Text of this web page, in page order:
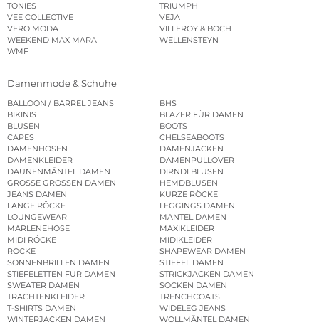
TONIES
TRIUMPH
VEE COLLECTIVE
VEJA
VERO MODA
VILLEROY & BOCH
WEEKEND MAX MARA
WELLENSTEYN
WMF
Damenmode & Schuhe
BALLOON / BARREL JEANS
BHS
BIKINIS
BLAZER FÜR DAMEN
BLUSEN
BOOTS
CAPES
CHELSEABOOTS
DAMENHOSEN
DAMENJACKEN
DAMENKLEIDER
DAMENPULLOVER
DAUNENMÄNTEL DAMEN
DIRNDLBLUSEN
GROSSE GRÖSSEN DAMEN
HEMDBLUSEN
JEANS DAMEN
KURZE RÖCKE
LANGE RÖCKE
LEGGINGS DAMEN
LOUNGEWEAR
MÄNTEL DAMEN
MARLENEHOSE
MAXIKLEIDER
MIDI RÖCKE
MIDIKLEIDER
RÖCKE
SHAPEWEAR DAMEN
SONNENBRILLEN DAMEN
STIEFEL DAMEN
STIEFELETTEN FÜR DAMEN
STRICKJACKEN DAMEN
SWEATER DAMEN
SOCKEN DAMEN
TRACHTENKLEIDER
TRENCHCOATS
T-SHIRTS DAMEN
WIDELEG JEANS
WINTERJACKEN DAMEN
WOLLMÄNTEL DAMEN